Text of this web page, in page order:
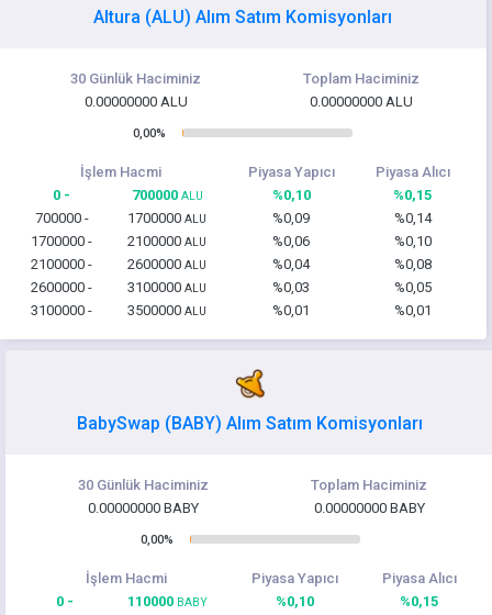
Altura (ALU) Alım Satım Komisyonları
30 Günlük Haciminiz
Toplam Haciminiz
0.00000000 ALU
0.00000000 ALU
0,00%
İşlem Hacmi Piyasa Yapıcı
Piyasa Alıcı
0 -
700000 ALU %0,10
%0,15
700000 -
1700000 ALU %0,09
%0,14
1700000 -
2100000 ALU %0,06
%0,10
2100000 -
2600000 ALU %0,04
%0,08
2600000 -
3100000 ALU %0,03
%0,05
3100000 -
3500000 ALU %0,01 %0,01
BabySwap (BABY) Alım Satım Komisyonları
30 Günlük Haciminiz
Toplam Haciminiz
0.00000000 BABY
0.00000000 BABY
0,00%
İşlem Hacmi Piyasa Yapıcı
Piyasa Alıcı
0 -
110000 BABY %0,10
%0,15